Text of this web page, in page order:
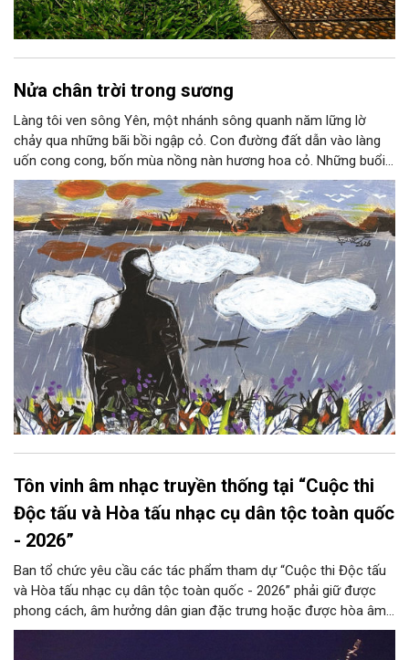
Nửa chân trời trong sương
Làng tôi ven sông Yên, một nhánh sông quanh năm lững lờ
chảy qua những bãi bồi ngập cỏ. Con đường đất dẫn vào làng
uốn cong cong, bốn mùa nồng nàn hương hoa cỏ. Những buổi
hoàng hôn, khi nắng đã dịu xuống phía cuối sông, đám hoa tím
lại thẫm màu như có ai vừa rắc lên một lớp khói.
Tôn vinh âm nhạc truyền thống tại “Cuộc thi
Độc tấu và Hòa tấu nhạc cụ dân tộc toàn quốc
- 2026”
Ban tổ chức yêu cầu các tác phẩm tham dự “Cuộc thi Độc tấu
và Hòa tấu nhạc cụ dân tộc toàn quốc - 2026” phải giữ được
phong cách, âm hưởng dân gian đặc trưng hoặc được hòa âm,
phối khí mới trên nền tảng làn điệu âm nhạc truyền thống Việt
Nam, đồng thời phải được trình diễn trực tiếp bằng nhạc cụ dân